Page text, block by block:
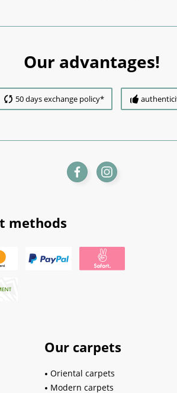
Our advantages!
50 days exchange policy*
methods
Our carpets
Oriental carpets
Modern carpets